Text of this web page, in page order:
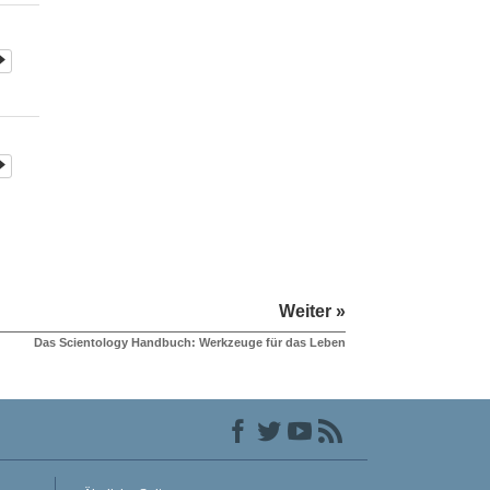
Weiter »
Das Scientology Handbuch: Werkzeuge für das Leben